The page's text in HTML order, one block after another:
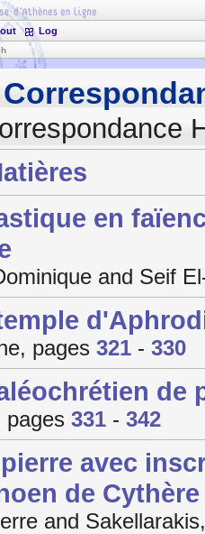
Log
en
and Seif
pages 321 - 330
de
pages 331 - 342
avec
de Cythère
and